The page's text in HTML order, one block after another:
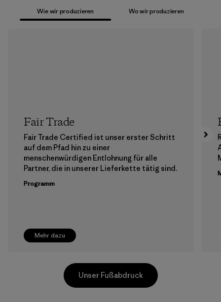
Wie wir produzieren Wo wir produzieren
Mehr dazu
Fair Trade
Fair Trade Certified ist unser erster Schritt
auf dem Pfad hin zu einer
menschenwürdigen Entlohnung für alle
Partner, die in unserer Lieferkette tätig sind.
Programm
Unser Fußabdruck